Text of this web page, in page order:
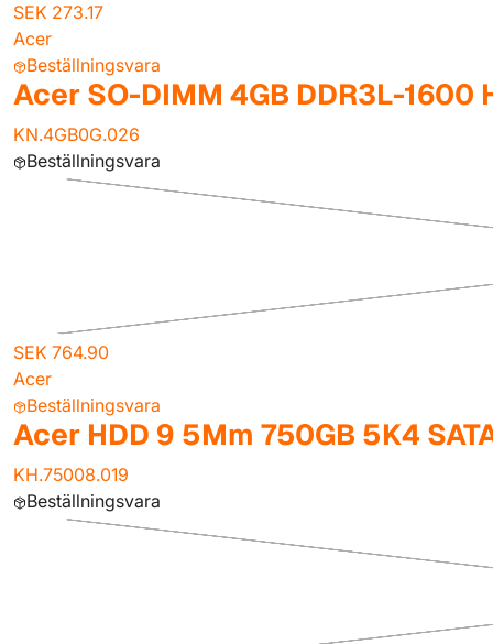
SEK 273.17
Acer
Beställningsvara
Acer SO-DIMM 4GB DDR3L-1600
KN.4GB0G.026
Beställningsvara
SEK 764.90
Acer
Beställningsvara
Acer HDD 9 5Mm 750GB 5K4
KH.75008.019
Beställningsvara